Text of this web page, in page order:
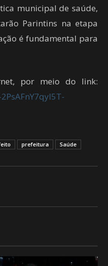
municipal de saúde,
Parintins na etapa
é fundamental para
por meio do link:
prefeitura Saúde